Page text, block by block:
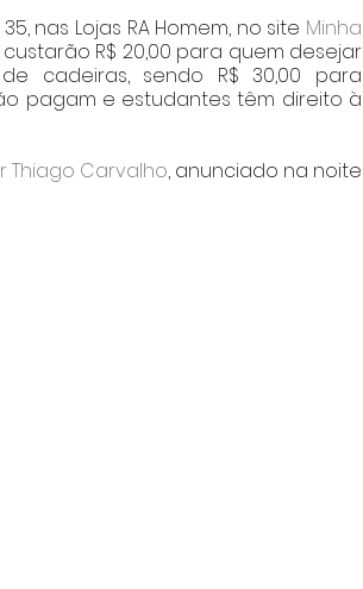
nas Lojas RA Homem, no site Minha
R$ 20,00 para quem desejar
cadeiras, sendo R$ 30,00 para
pagam e estudantes têm direito à
Thiago Carvalho, anunciado na noite